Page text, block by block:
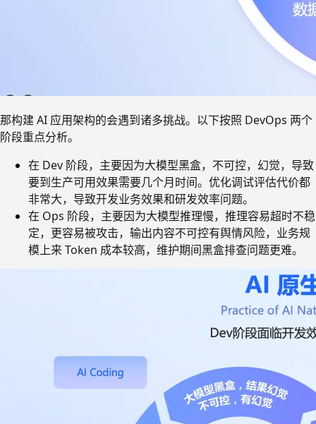
那构建 AI 应用架构的会遇到诸多挑战。以下按照 DevOps 两个
阶段重点分析。
在 Dev 阶段，主要因为大模型黑盒，不可控，幻觉，导致
要到生产可用效果需要几个月时间。优化调试评估代价都
非常大，导致开发业务效果和研发效率问题。
在 Ops 阶段，主要因为大模型推理慢，推理容易超时不稳
定，更容易被攻击，输出内容不可控有舆情风险，业务规
模上来 Token 成本较高，维护期间黑盒排查问题更难。